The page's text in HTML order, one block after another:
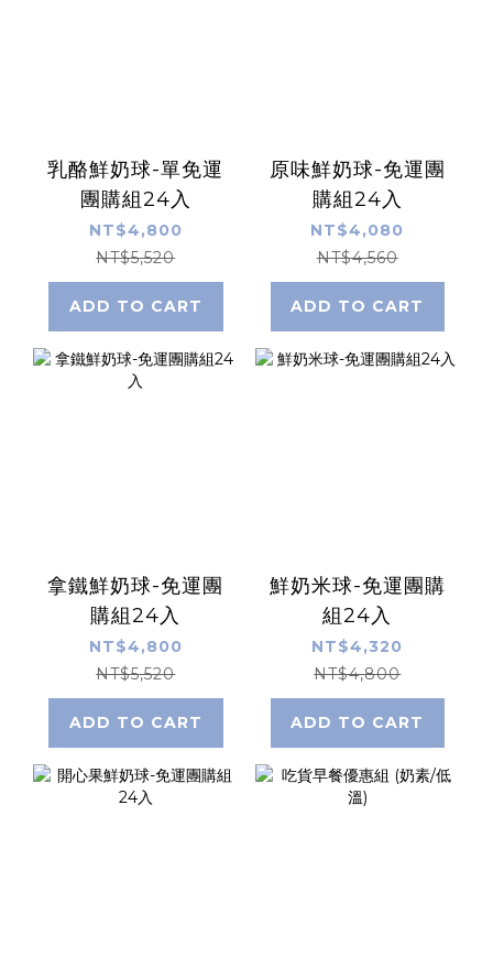
乳酪鮮奶球-單免運
團購組24入
NT$4,800
NT$5,520
ADD TO CART
原味鮮奶球-免運團
購組24入
NT$4,080
NT$4,560
ADD TO CART
拿鐵鮮奶球-免運團
購組24入
NT$4,800
NT$5,520
ADD TO CART
鮮奶米球-免運團購
組24入
NT$4,320
NT$4,800
ADD TO CART